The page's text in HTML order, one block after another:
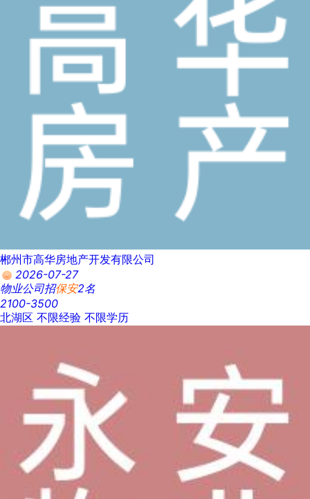
郴州市高华房地产开发有限公司
2026-07-27
物业公司招保安2名
2100-3500
北湖区 不限经验 不限学历